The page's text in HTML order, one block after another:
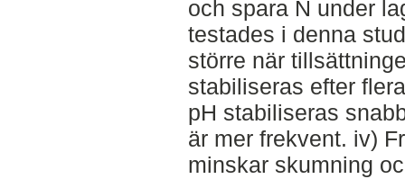
och spara N under
testades i denna
större när
stabiliseras efter
pH stabiliseras
är mer frekvent. iv)
minskar skumning